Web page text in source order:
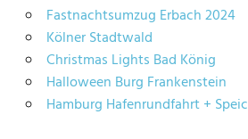
Fastnachtsumzug Erbach 2024
Kölner Stadtwald
Christmas Lights Bad König
Halloween Burg Frankenstein
Hamburg Hafenrundfahrt +